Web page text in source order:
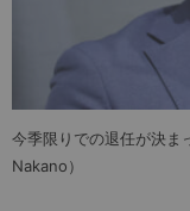
今季限りでの退任が決
Nakano）